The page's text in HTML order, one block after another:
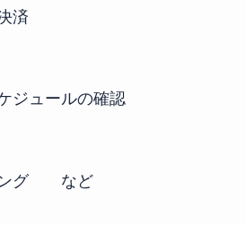
済
ジュールの確認
ング など